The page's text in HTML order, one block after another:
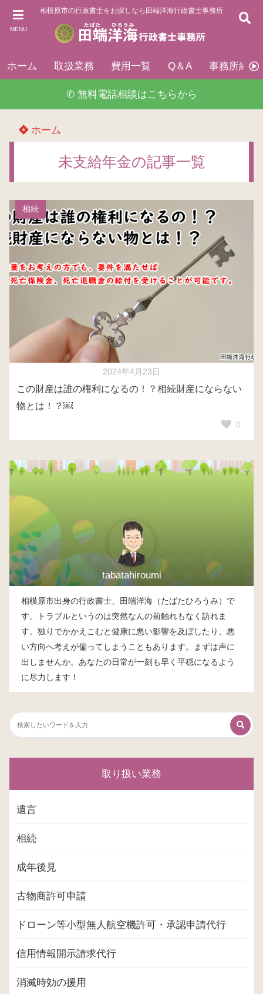
MENU
相模原市の行政書士をお探しなら田端洋海行政書士事務所
ホーム 取扱業務 費用一覧 Q＆A 事務所紹介
✆ 無料電話相談はこちらから
ホーム
未支給年金の記事一覧
相続
2024年4月23日
この財産は誰の権利になるの！？相続財産にならない
物とは！？￼
0
tabatahiroumi
相模原市出身の行政書士、田端洋海（たばたひろうみ）で
す。トラブルというのは突然なんの前触れもなく訪れま
す。独りでかかえこむと健康に悪い影響を及ぼしたり、悪
い方向へ考えが偏ってしまうこともあります。まずは声に
出しませんか。あなたの日常が一刻も早く平穏になるよう
に尽力します！
取り扱い業務
遺言
相続
成年後見
古物商許可申請
ドローン等小型無人航空機許可・承認申請代行
信用情報開示請求代行
消滅時効の援用